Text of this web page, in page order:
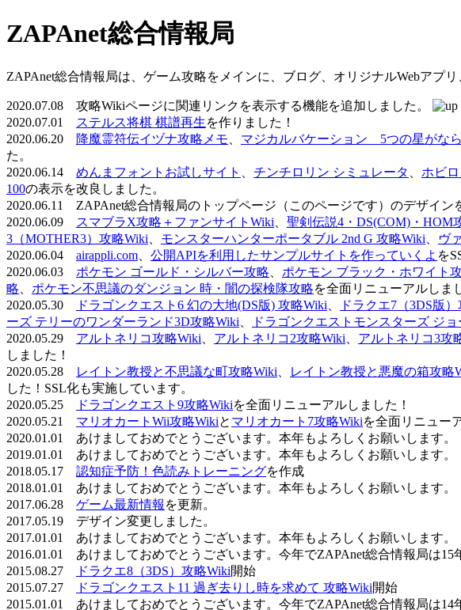
ZAPAnet総合情報局
ZAPAnet総合情報局は、ゲーム攻略をメインに、ブログ、オリジナルWebアプ
2020.07.08 攻略Wikiページに関連リンクを表示する機能を追加しました。
2020.07.01
ステルス将棋 棋譜再生を作りました！
2020.06.20
降魔霊符伝イヅナ攻略メモ マジカルバケーション 5つの星がな
た。
2020.06.14 めんまフォントお試しサイト チンチロリン シミュレータ ホビ
100の表示を改良しました。
2020.06.11 ZAPAnet総合情報局のトップページ（このページです）のデザイン
2020.06.09
スマブラX攻略＋ファンサイトWiki 聖剣伝説4・DS(COM)・HOM
3（MOTHER3）攻略Wiki
モンスターハンターポータブル 2nd G 攻略Wiki ヴ
2020.06.04 airappli.com 公開APIを利用したサンプルサイトを作っていくよ を
2020.06.03 ポケモン ゴールド・シルバー攻略 ポケモン ブラック・ホワイト
略
ポケモン不思議のダンジョン 時・闇の探検隊攻略を全面リニューアルしま
2020.05.30
ドラゴンクエスト6 幻の大地(DS版) 攻略Wiki ドラクエ7（3DS版
ーズ テリーのワンダーランド3D攻略Wiki
ドラゴンクエストモンスターズ ジ
2020.05.29 アルトネリコ攻略Wiki アルトネリコ2攻略Wiki アルトネリコ3攻
しました！
2020.05.28
レイトン教授と不思議な町攻略Wiki レイトン教授と悪魔の箱攻略
した！SSL化も実施しています。
2020.05.25
ドラゴンクエスト9攻略Wikiを全面リニューアルしました！
2020.05.21 マリオカートWii攻略Wikiと マリオカート7攻略Wikiを全面リニュー
2020.01.01 あけましておめでとうございます。本年もよろしくお願いします。
2019.01.01 あけましておめでとうございます。本年もよろしくお願いします。
2018.05.17 認知症予防！色読みトレーニングを作成
2018.01.01 あけましておめでとうございます。本年もよろしくお願いします。
2017.06.28 ゲーム最新情報 を更新。
2017.05.19 デザイン変更しました。
2017.01.01 あけましておめでとうございます。本年もよろしくお願いします。
2016.01.01 あけましておめでとうございます。今年でZAPAnet総合情報局は15
2015.08.27
ドラクエ8（3DS）攻略Wiki開始
2015.07.27
ドラゴンクエスト11 過ぎ去りし時を求めて 攻略Wiki開始
2015.01.01 あけましておめでとうございます。今年でZAPAnet総合情報局は14